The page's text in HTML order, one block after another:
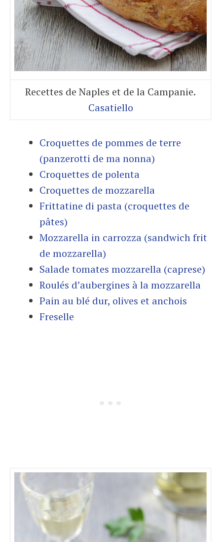
Recettes de Naples et de la Campanie.
Casatiello
Croquettes de pommes de terre
(panzerotti de ma nonna)
Croquettes de polenta
Croquettes de mozzarella
Frittatine di pasta (croquettes de
pâtes)
Mozzarella in carrozza (sandwich frit
de mozzarella)
Salade tomates mozzarella (caprese)
Roulés d’aubergines à la mozzarella
Pain au blé dur, olives et anchois
Freselle